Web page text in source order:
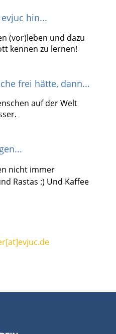
hin...
(vor)leben und dazu
kennen zu lernen!
frei hätte, dann...
auf der Welt
nicht immer
Rastas :) Und Kaffee